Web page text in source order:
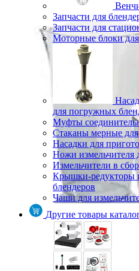
Запчасти для
Запчасти для
Моторные блоки
для погружных
Муфты
Стаканы мерные
Насадки для
Ножи измельчителя
Измельчители в
Крышки-редукторы
блендеров
Чаши для
Другие товары